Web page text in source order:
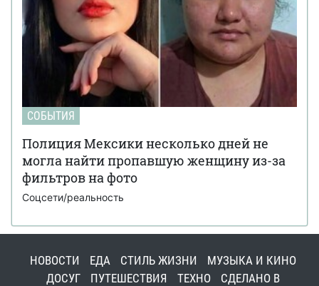
СОБЫТИЯ
Полиция Мексики несколько дней не
могла найти пропавшую женщину из-за
фильтров на фото
Соцсети/реальность
НОВОСТИ ЕДА СТИЛЬ ЖИЗНИ
МУЗЫКА И КИНО
ДОСУГ
ПУТЕШЕСТВИЯ ТЕХНО
СДЕЛАНО В